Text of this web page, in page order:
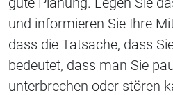
und informieren Sie Ihre
dass die Tatsache, dass
bedeutet, dass man Sie
unterbrechen oder stören